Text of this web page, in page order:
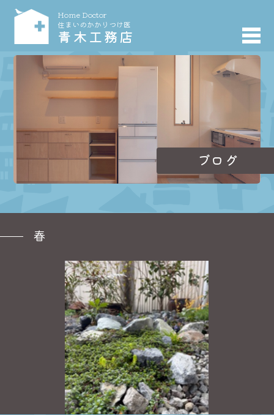
Home Doctor
住まいのかかりつけ医
青木工務店
ブログ
春